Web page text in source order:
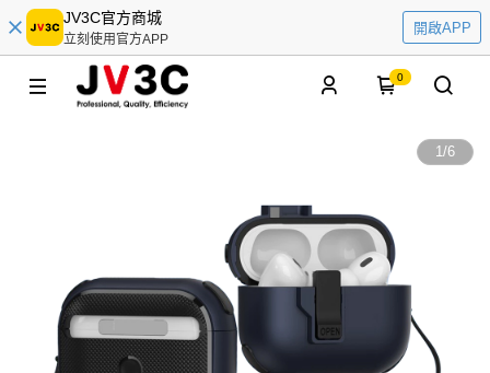
JV3C官方商城
立刻使用官方APP
開啟APP
0
1/6